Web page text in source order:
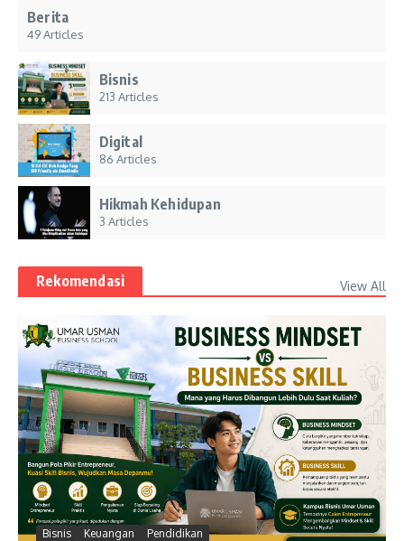
Berita
49 Articles
Bisnis
213 Articles
Digital
86 Articles
Hikmah Kehidupan
3 Articles
Rekomendasi View All
Bisnis Keuangan Pendidikan